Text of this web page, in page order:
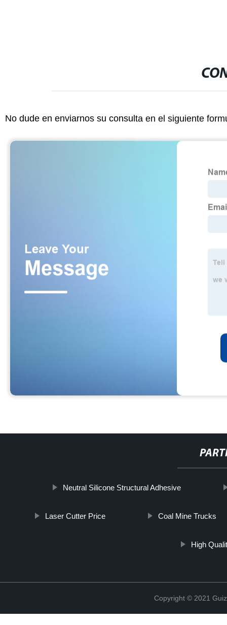
No dude en enviarnos su consulta en el siguiente
Neutral Silicone Structural Adhesive
Laser Cutter Price Coal Mine Trucks
High
Copyright © 2021